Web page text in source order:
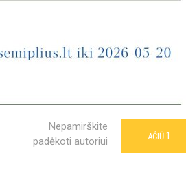
Nepamirškite
padėkoti autoriui
AČIŪ 1